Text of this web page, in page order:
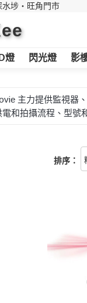
水埗・旺角門市
燈 閃光燈 影
主力提供監視器
電和拍攝流程、型號
排序：